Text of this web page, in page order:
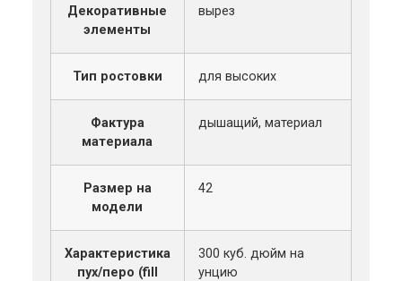
Декоративные
элементы
вырез
Тип ростовки для высоких
Фактура
материала
дышащий, материал
Размер на
модели
42
Характеристика
пух/перо (fill
300 куб. дюйм на
унцию